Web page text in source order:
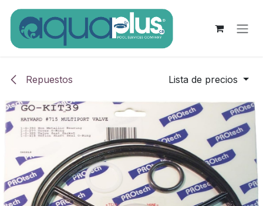
Ir al contenido
Repuestos Lista de precios